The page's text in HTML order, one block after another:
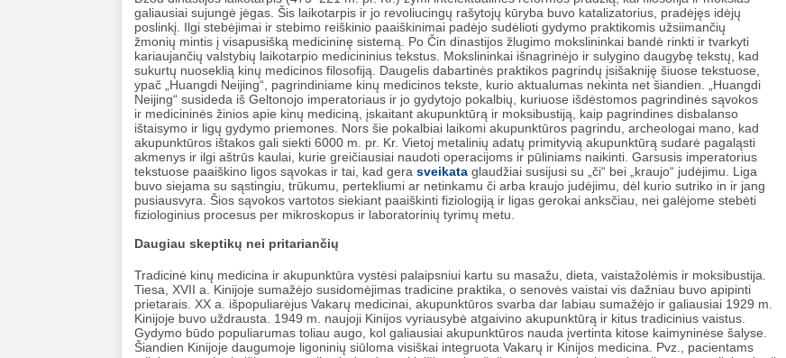
galiausiai sujungė jėgas. Šis laikotarpis ir jo revoliucingų rašytojų kūryba buvo katalizatorius, pradėjęs idėjų
poslinkį. Ilgi stebėjimai ir stebimo reiškinio paaiškinimai padėjo sudėlioti gydymo praktikomis užsiimančių
žmonių mintis į visapusišką medicininę sistemą. Po Čin dinastijos žlugimo mokslininkai bandė rinkti ir tvarkyti
kariaujančių valstybių laikotarpio medicininius tekstus. Mokslininkai išnagrinėjo ir sulygino daugybę tekstų, kad
sukurtų nuoseklią kinų medicinos filosofiją. Daugelis dabartinės praktikos pagrindų įsišakniję šiuose tekstuose,
ypač „Huangdi Neijing“, pagrindiniame kinų medicinos tekste, kurio aktualumas nekinta net šiandien. „Huangdi
Neijing“ susideda iš Geltonojo imperatoriaus ir jo gydytojo pokalbių, kuriuose išdėstomos pagrindinės sąvokos
ir medicininės žinios apie kinų mediciną, įskaitant akupunktūrą ir moksibustiją, kaip pagrindines disbalanso
ištaisymo ir ligų gydymo priemones. Nors šie pokalbiai laikomi akupunktūros pagrindu, archeologai mano, kad
akupunktūros ištakos gali siekti 6000 m. pr. Kr. Vietoj metalinių adatų primityvią akupunktūrą sudarė pagaląsti
akmenys ir ilgi aštrūs kaulai, kurie greičiausiai naudoti operacijoms ir pūliniams naikinti. Garsusis imperatorius
tekstuose paaiškino ligos sąvokas ir tai, kad gera sveikata glaudžiai susijusi su „či“ bei „kraujo“ judėjimu. Liga
buvo siejama su sąstingiu, trūkumu, pertekliumi ar netinkamu či arba kraujo judėjimu, dėl kurio sutriko in ir jang
pusiausvyra. Šios sąvokos vartotos siekiant paaiškinti fiziologiją ir ligas gerokai anksčiau, nei galėjome stebėti
fiziologinius procesus per mikroskopus ir laboratorinių tyrimų metu.
Daugiau skeptikų nei pritariančių
Tradicinė kinų medicina ir akupunktūra vystėsi palaipsniui kartu su masažu, dieta, vaistažolėmis ir moksibustija.
Tiesa, XVII a. Kinijoje sumažėjo susidomėjimas tradicine praktika, o senovės vaistai vis dažniau buvo apipinti
prietarais. XX a. išpopuliarėjus Vakarų medicinai, akupunktūros svarba dar labiau sumažėjo ir galiausiai 1929 m.
Kinijoje buvo uždrausta. 1949 m. naujoji Kinijos vyriausybė atgaivino akupunktūrą ir kitus tradicinius vaistus.
Gydymo būdo populiarumas toliau augo, kol galiausiai akupunktūros nauda įvertinta kitose kaimyninėse šalyse.
Šiandien Kinijoje daugumoje ligoninių siūloma visiškai integruota Vakarų ir Kinijos medicina. Pvz., pacientams